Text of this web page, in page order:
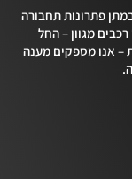
פתרונות תחבורה
רכבים מגוון – החל
גדולים של 60 מקומות – אנו מספקים מענה